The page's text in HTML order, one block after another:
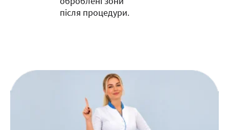
після процедури.